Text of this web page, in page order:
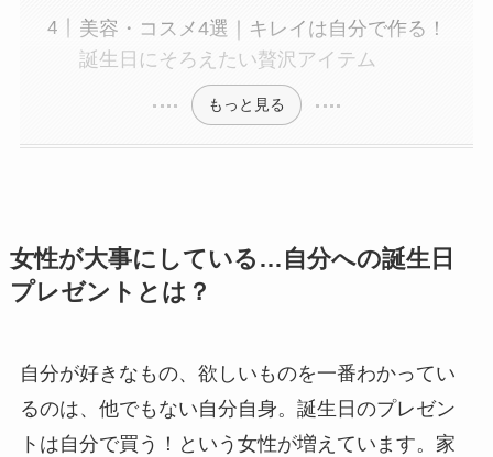
美容・コスメ4選｜キレイは自分で作る！
誕生日にそろえたい贅沢アイテム
もっと見る
女性が大事にしている…自分への誕生日
プレゼントとは？
自分が好きなもの、欲しいものを一番わかってい
るのは、他でもない自分自身。誕生日のプレゼン
トは自分で買う！という女性が増えています。家